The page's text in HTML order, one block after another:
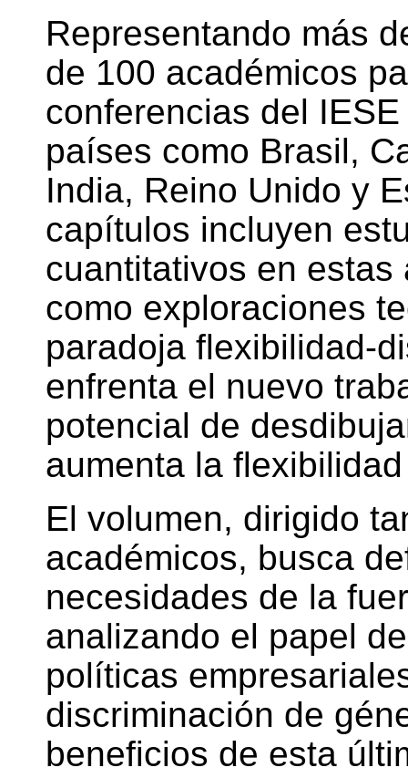
Representando más
de 100 académicos
conferencias del
países como Brasil,
India, Reino Unido y
capítulos incluyen
cuantitativos en
como exploraciones
paradoja flexibilidad-
enfrenta el nuevo
potencial de
aumenta la
El volumen, dirigido
académicos, busca
necesidades de la
analizando el papel
políticas
discriminación de
beneficios de esta